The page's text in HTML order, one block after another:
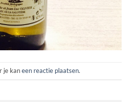
je kaneen reactie plaatsen.